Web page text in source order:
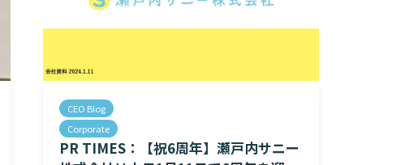
CEO Blog
Corporate
PR TIMES：【祝6周年】瀬戸内サニー